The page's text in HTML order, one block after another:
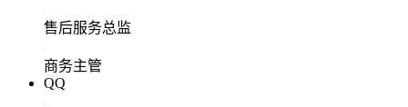
售后服务总监
商务主管
QQ